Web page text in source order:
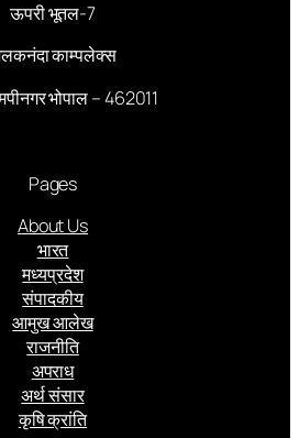
ऊपरी भूतल-7
काम्पलेक्स
भोपाल – 462011
Pages
About Us
भारत
मध्यप्रदेश
संपादकीय
आमुख आलेख
राजनीति
अपराध
अर्थ संसार
कृषि क्रांति